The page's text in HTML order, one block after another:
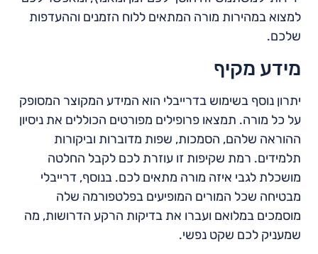
למצוא במהירות מורה המתאים ללוח הזמנים וההעדפות
שלכם.
מידע מקיף
יתרון נוסף בשימוש בדרייבלי הוא המידע המקוצר המסופק
על כל מורה. תמצאו פרופילים מפורטים הכוללים את ניסיון
ההוראה שלהם, הסמכות, שפות מדוברות וביקורות
תלמידים. רמת שקיפות זו עוזרת לכם לקבל החלטה
מושכלת לגבי איזה מורה מתאים לכם. בנוסף, דרייבלי
מבטיחה שכל המורים המופיעים בפלטפורמה שלה
מוסמכים במלואם ועברו את בדיקות הרקע הדרושות, מה
שמעניק לכם שקט נפשי.